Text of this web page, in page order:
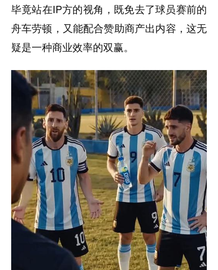
毕竟站在IP方的视角，既免去了球员赛前的
舟车劳顿，又能配合赞助商产出内容，这无
疑是一种商业效率的双赢。